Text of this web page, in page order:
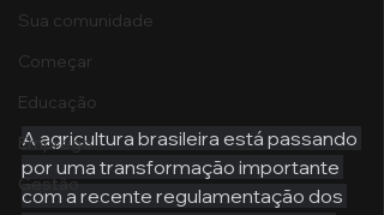
Sua comunidade
Começar
Educação
Emprego
Gestão
A agricultura brasileira está passando
por uma transformação importante
com a recente regulamentação dos